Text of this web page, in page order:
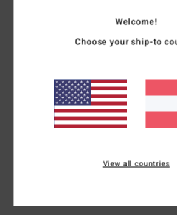
5/5
17. Mai 2026
Tolle Qualität und ein super Preis-Leistungs-
war ebenfalls fantastisch
Original anzeigen - English
Ich empfehle dieses Produkt
5
Welcome!
Choose your ship-to
View all countries